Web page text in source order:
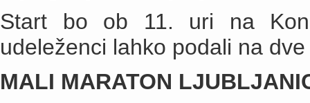
Start bo ob 11. uri na
udeleženci lahko podali na
MALI MARATON